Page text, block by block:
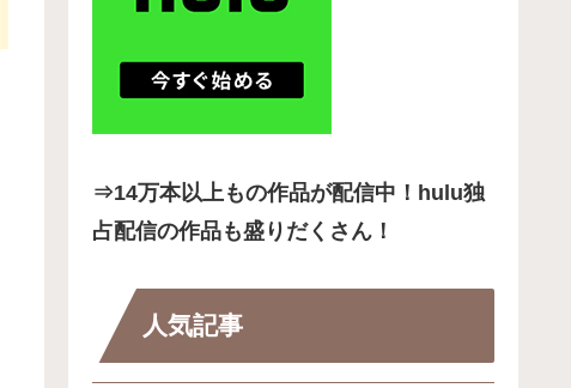
⇒14万本以上もの作品が配信中！hulu独
占配信の作品も盛りだくさん！
人気記事